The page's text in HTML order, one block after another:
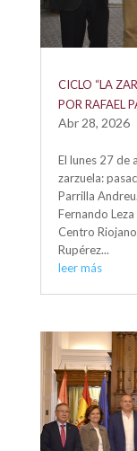
CICLO “LA
POR RAFAEL
Abr 28, 2026
El lunes 27 de
zarzuela:
Parrilla
Fernando
Centro
Rupérez...
leer más